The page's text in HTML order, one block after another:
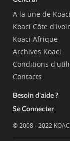
A la une de Koaci
Koaci Côte
Koaci Afrique
Archives Koaci
Conditions
Contacts
Besoin d'aide ?
Se Connecter
© 2008 - 2022